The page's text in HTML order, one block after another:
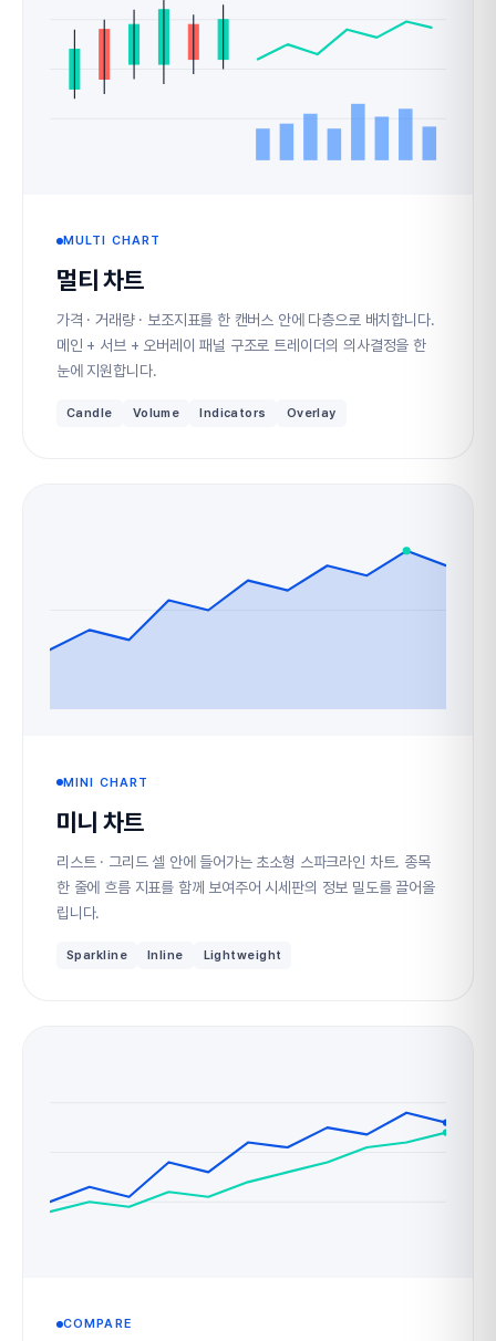
MULTI CHART
멀티 차트
가격 · 거래량 · 보조지표를 한 캔버스 안에 다층으로 배치합니다.
메인 + 서브 + 오버레이 패널 구조로 트레이더의 의사결정을 한
눈에 지원합니다.
Candle Volume Indicators Overlay
MINI CHART
미니 차트
리스트 · 그리드 셀 안에 들어가는 초소형 스파크라인 차트. 종목
한 줄에 흐름 지표를 함께 보여주어 시세판의 정보 밀도를 끌어올
립니다.
Sparkline Inline Lightweight
COMPARE